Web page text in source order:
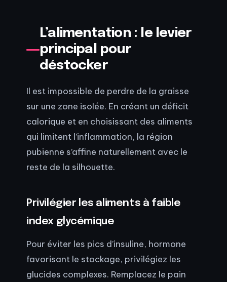
L’alimentation : le levier
principal pour
déstocker
Il est impossible de perdre de la graisse
sur une zone isolée. En créant un déficit
calorique et en choisissant des aliments
qui limitent l’inflammation, la région
pubienne s’affine naturellement avec le
reste de la silhouette.
Privilégier les aliments à faible
index glycémique
Pour éviter les pics d’insuline, hormone
favorisant le stockage, privilégiez les
glucides complexes. Remplacez le pain